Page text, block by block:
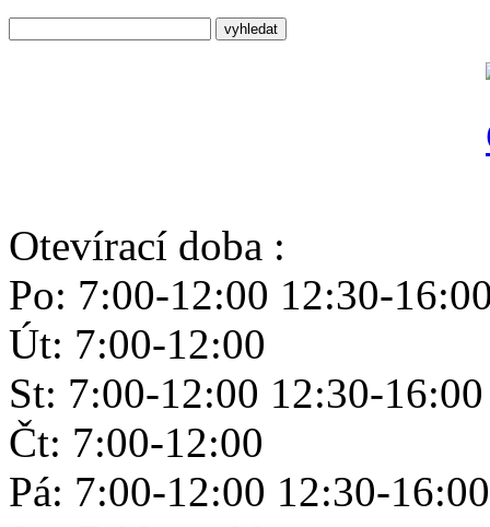
Otevírací doba :
Po: 7:00-12:00 12:30-
Út: 7:00-12:00
St: 7:00-12:00 12:30-16:00
Čt: 7:00-12:00
Pá: 7:00-12:00 12:30-16:00